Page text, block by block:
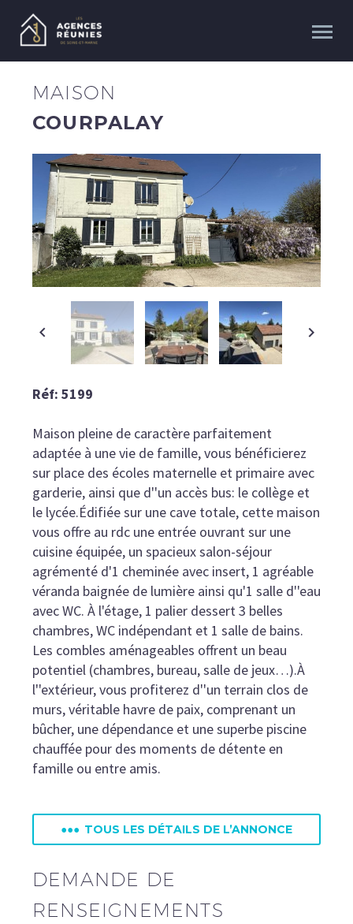
MAISON
COURPALAY
Réf: 5199
Maison pleine de caractère parfaitement
adaptée à une vie de famille, vous bénéficierez
sur place des écoles maternelle et primaire avec
garderie, ainsi que d''un accès bus: le collège et
le lycée.Édifiée sur une cave totale, cette maison
vous offre au rdc une entrée ouvrant sur une
cuisine équipée, un spacieux salon-séjour
agrémenté d'1 cheminée avec insert, 1 agréable
véranda baignée de lumière ainsi qu'1 salle d''eau
avec WC. À l'étage, 1 palier dessert 3 belles
chambres, WC indépendant et 1 salle de bains.
Les combles aménageables offrent un beau
potentiel (chambres, bureau, salle de jeux…).À
l''extérieur, vous profiterez d''un terrain clos de
murs, véritable havre de paix, comprenant un
bûcher, une dépendance et une superbe piscine
chauffée pour des moments de détente en
famille ou entre amis.
••• TOUS LES DÉTAILS DE L’ANNONCE
DEMANDE DE
RENSEIGNEMENTS